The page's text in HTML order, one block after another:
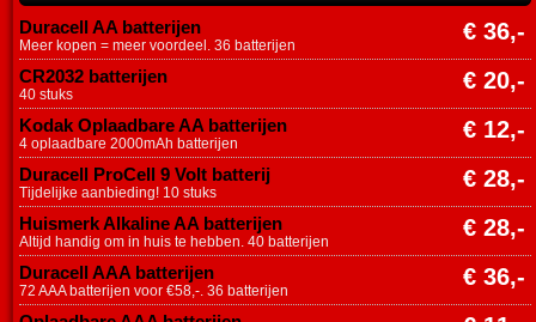
Duracell AA batterijen € 36,-
Meer kopen = meer voordeel. 36 batterijen
CR2032 batterijen € 20,-
40 stuks
Kodak Oplaadbare AA batterijen € 12,-
4 oplaadbare 2000mAh batterijen
Duracell ProCell 9 Volt batterij € 28,-
Tijdelijke aanbieding! 10 stuks
Huismerk Alkaline AA batterijen € 28,-
Altijd handig om in huis te hebben. 40 batterijen
Duracell AAA batterijen € 36,-
72 AAA batterijen voor €58,-. 36 batterijen